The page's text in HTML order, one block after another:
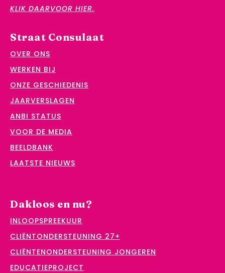
KLIK DAARVOOR HIER.
Straat Consulaat
OVER ONS
WERKEN BIJ
ONZE GESCHIEDENIS
JAARVERSLAGEN
ANBI STATUS
VOOR DE MEDIA
BEELDBANK
LAATSTE NIEUWS
Dakloos en nu?
INLOOPSPREEKUUR
CLIËNTONDERSTEUNING 27+
CLIËNTENONDERSTEUNING JONGEREN
EDUCATIEPROJECT